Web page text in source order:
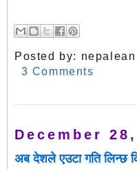
Posted by: nepalean
3 Comments
December
अब देशले एउटा गति लिन्छ